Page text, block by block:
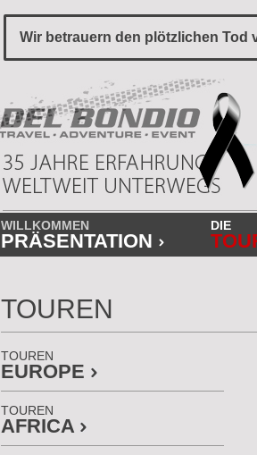
Wir betrauern den plötzlichen Tod
WILLKOMMEN
PRÄSENTATION
DIE
TOUREN
TOUREN
EUROPE
TOUREN
AFRICA